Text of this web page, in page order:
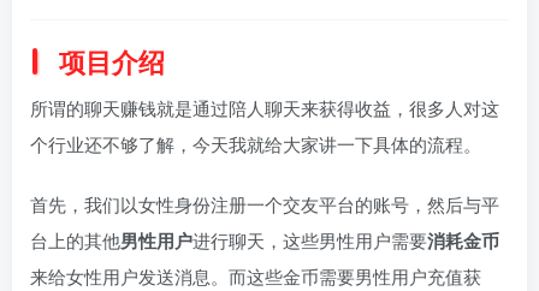
项目介绍
所谓的聊天赚钱就是通过陪人聊天来获得收益，很多人对这
个行业还不够了解，今天我就给大家讲一下具体的流程。
首先，我们以女性身份注册一个交友平台的账号，然后与平
台上的其他男性用户进行聊天，这些男性用户需要消耗金币
来给女性用户发送消息。而这些金币需要男性用户充值获